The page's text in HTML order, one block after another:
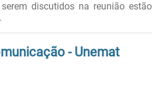
discutidos na reunião estão
.
- Unemat